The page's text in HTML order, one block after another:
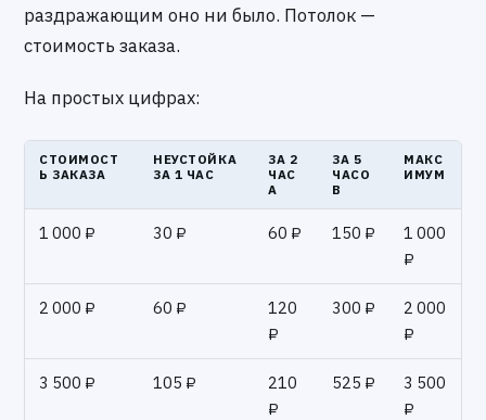
раздражающим оно ни было. Потолок —
стоимость заказа.
На простых цифрах:
СТОИМОСТ
Ь ЗАКАЗА
НЕУСТОЙКА
ЗА 1 ЧАС
ЗА 2
ЧАС
А
ЗА 5
ЧАСО
В
МАКС
ИМУМ
1 000 ₽ 30 ₽ 60 ₽ 150 ₽
1 000
₽
2 000 ₽ 60 ₽
120
₽
300 ₽
2 000
₽
3 500 ₽ 105 ₽
210
₽
525 ₽
3 500
₽